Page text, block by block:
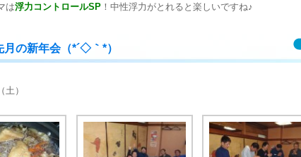
は浮力コントロールSP ！中性浮力がとれると楽しいですね♪
月の新年会（*´◇｀*）
土）